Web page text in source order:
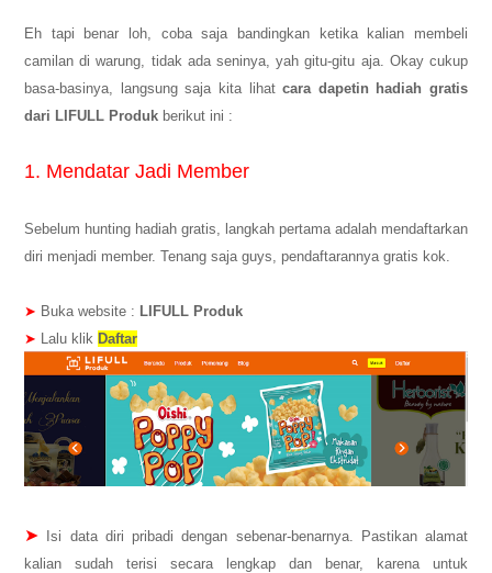
Eh tapi benar loh, coba saja bandingkan ketika kalian membeli
camilan di warung, tidak ada seninya, yah gitu-gitu aja. Okay cukup
basa-basinya, langsung saja kita lihatcara dapetin hadiah gratis
dari LIFULL Produk berikut ini :
1. Mendatar Jadi Member
Sebelum hunting hadiah gratis, langkah pertama adalah mendaftarkan
diri menjadi member. Tenang saja guys, pendaftarannya gratis kok.
➤ Buka website : LIFULL Produk
➤ Lalu klik Daftar
➤ Isi data diri pribadi dengan sebenar-benarnya. Pastikan alamat
kalian sudah terisi secara lengkap dan benar, karena untuk